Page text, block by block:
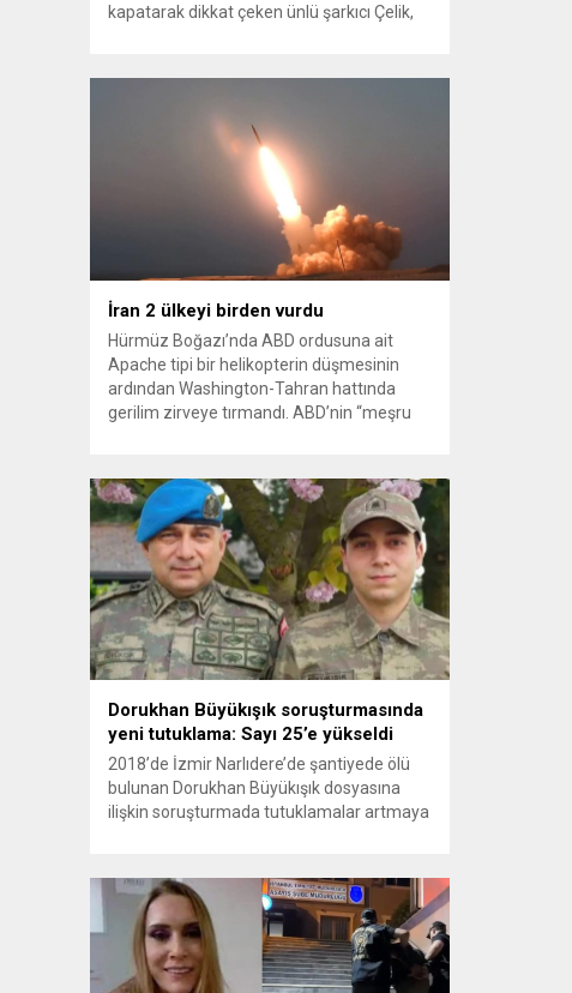
kapatarak dikkat çeken ünlü şarkıcı Çelik,
kağıt toplayarak geçimini sağlayan Serpil
konteynerlerden kağıt topladı. Ünlü şarkıcı
Çelik, Samsun’un İlkadım ilçesinde çöpten
İran 2 ülkeyi birden vurdu
Hürmüz Boğazı’nda ABD ordusuna ait
Apache tipi bir helikopterin düşmesinin
ardından Washington-Tahran hattında
gerilim zirveye tırmandı. ABD’nin “meşru
vurmasına, İran Devrim Muhafızları
Bahreyn ve Ürdün’deki Amerikan askeri
üslerini hedef alarak sert karşılık verdi.
Tahran, yeni bir ABD saldırısına anında
yanıt verileceğini duyurdu....
Dorukhan Büyükışık soruşturmasında
yeni tutuklama: Sayı 25’e yükseldi
2018’de İzmir Narlıdere’de şantiyede ölü
bulunan Dorukhan Büyükışık dosyasına
ilişkin soruşturmada tutuklamalar artmaya
tutuklanmasıyla dosyadaki tutuklu sayısı
25’e yükseldi. İzmir’in Narlıdere ilçesinde
2018 yılında şantiyede ölü bulunan
Dorukhan Büyükışık’a ilişkin yeniden açılan
soruşturmada tutuklamalar genişliyor. Son